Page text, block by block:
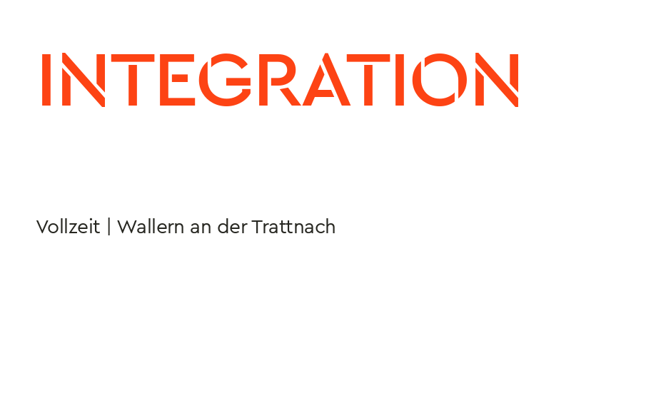
INTEGRATION
Vollzeit | Wallern an der Trattnach